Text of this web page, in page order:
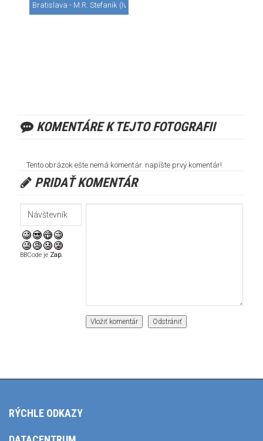
Bratislava - M.R. Stefanik (Ivanka) (BTS / LZIB)
KOMENTÁRE K TEJTO FOTOGRAFII
Tento obrázok ešte nemá komentár. napíšte prvý komentár!
PRIDAŤ KOMENTÁR
BBCode je Zap.
RÝCHLE ODKAZY